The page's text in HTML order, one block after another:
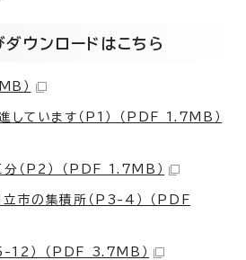
ウンロードはこちら
）
しています（P1） （PDF 1.7MB）
（P2） （PDF 1.7MB）
市の集積所（P3-4） （PDF
12） （PDF 3.7MB）